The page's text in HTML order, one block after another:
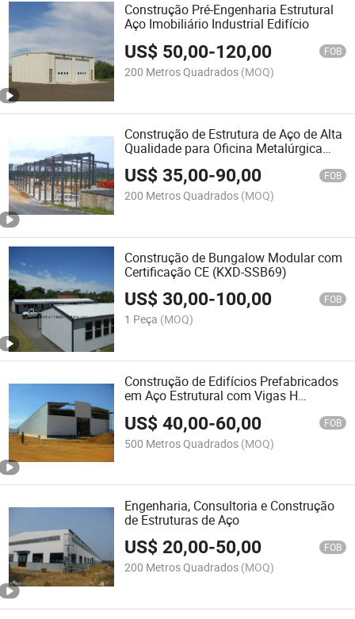
Construção Pré-Engenharia Estrutural
Aço Imobiliário Industrial Edifício
US$ 50,00-120,00 FOB
200 Metros Quadrados (MOQ)
Construção de Estrutura de Aço de Alta
Qualidade para Oficina Metalúrgica
com Portal de Luz (KXD-SSB55)
US$35,00-90,00 FOB
200 Metros Quadrados (MOQ)
Construção de Bungalow Modular com
Certificação CE (KXD-SSB69)
US$30,00-100,00 FOB
1 Peça (MOQ)
Construção de Edifícios Prefabricados
em Aço Estrutural com Vigas H
US$40,00-60,00 FOB
500 Metros Quadrados (MOQ)
Engenharia, Consultoria e Construção
de Estruturas de Aço
US$20,00-50,00 FOB
200 Metros Quadrados (MOQ)